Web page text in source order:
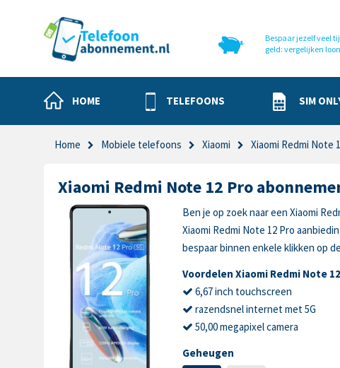
Bespaar jezelf veel
geld: vergelijken
HOME TELEFOONS SIM
Home Mobiele telefoons Xiaomi Xiaomi Redmi Note
Xiaomi Redmi Note 12 Pro
Ben je op zoek naar een Xiaomi
Xiaomi Redmi Note 12 Pro
bespaar binnen enkele klikken op
Voordelen Xiaomi Redmi Note
6,67 inch touchscreen
razendsnel internet met 5G
50,00 megapixel camera
Geheugen